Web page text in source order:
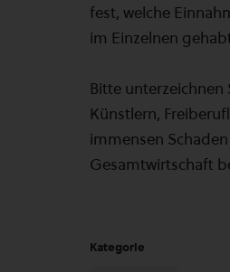
fest, welche
im Einzelnen
Bitte
Künstlern,
immensen
Gesamtwirtschaft
Kategorie